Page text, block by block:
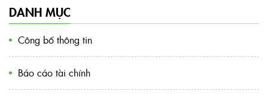
DANH MỤC
Công bố thông tin
Báo cáo tài chính